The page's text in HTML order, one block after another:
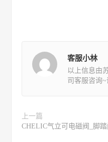
客服小林
以上信息由
司客服咨询~
上一篇
CHELIC气立可电磁阀_脚踏